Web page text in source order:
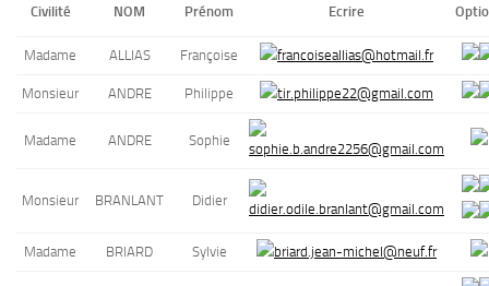
Civilité NOM Prénom Ecrire
Madame ALLIAS Françoise
Monsieur ANDRE Philippe
Madame ANDRE Sophie
Monsieur BRANLANT Didier
Madame BRIARD Sylvie